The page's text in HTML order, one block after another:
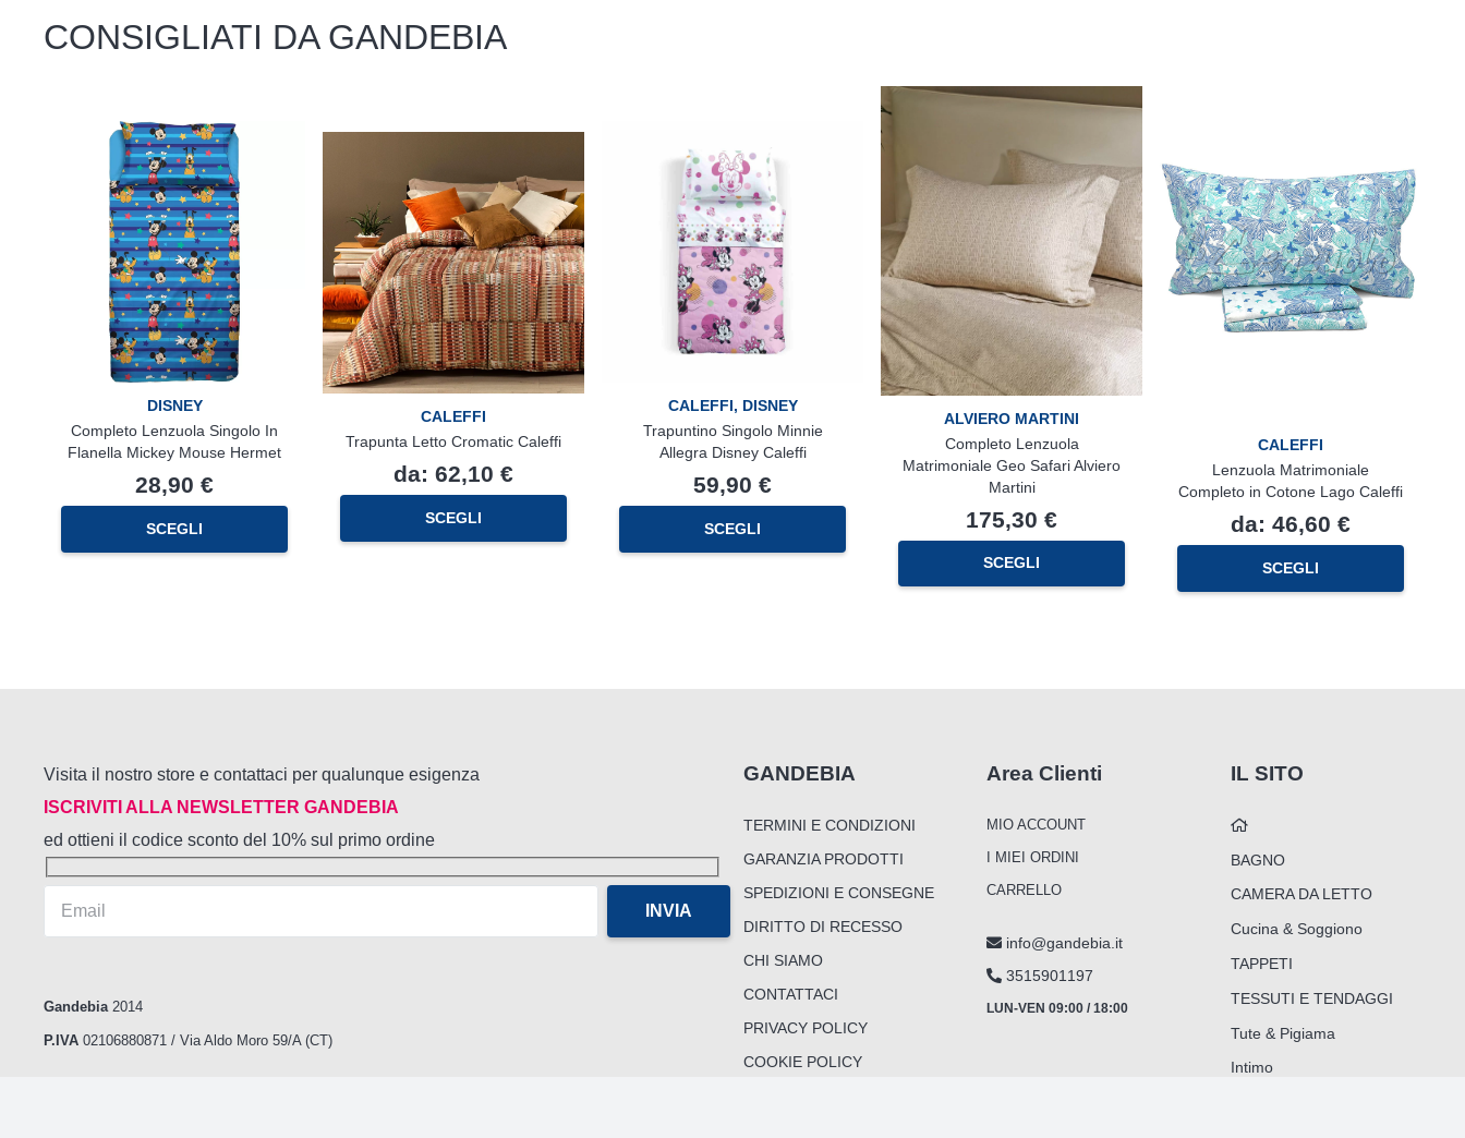
opzioni
possono
possono
essere
scelte
prodotto
essere
pagina
del
prodotto
pagina
del
prodotto
CONSIGLIATI DA GANDEBIA
DISNEY
Completo Lenzuola Singolo In
Flanella Mickey Mouse Hermet
28,90 €
SCEGLI
CALEFFI
Trapunta Letto Cromatic Caleffi
da: 62,10 €
SCEGLI
CALEFFI, DISNEY
Trapuntino Singolo Minnie
Allegra Disney Caleffi
59,90 €
SCEGLI
ALVIERO MARTINI
Completo Lenzuola
Matrimoniale Geo Safari Alviero
Martini
175,30 €
SCEGLI
CALEFFI
Lenzuola Matrimoniale
Completo in Cotone Lago Caleffi
da: 46,60 €
SCEGLI
Visita il nostro store e contattaci per qualunque esigenza
ISCRIVITI ALLA NEWSLETTER GANDEBIA
ed ottieni il codice sconto del 10% sul primo ordine
Gandebia 2014
P.IVA 02106880871 / Via Aldo Moro 59/A (CT)
GANDEBIA
TERMINI E CONDIZIONI
GARANZIA PRODOTTI
SPEDIZIONI E CONSEGNE
DIRITTO DI RECESSO
CHI SIAMO
CONTATTACI
PRIVACY POLICY
COOKIE POLICY
Area Clienti
MIO ACCOUNT
I MIEI ORDINI
CARRELLO
info@gandebia.it
3515901197
LUN-VEN 09:00 / 18:00
IL SITO
BAGNO
CAMERA DA LETTO
Cucina & Soggiono
TAPPETI
TESSUTI E TENDAGGI
Tute & Pigiama
Intimo